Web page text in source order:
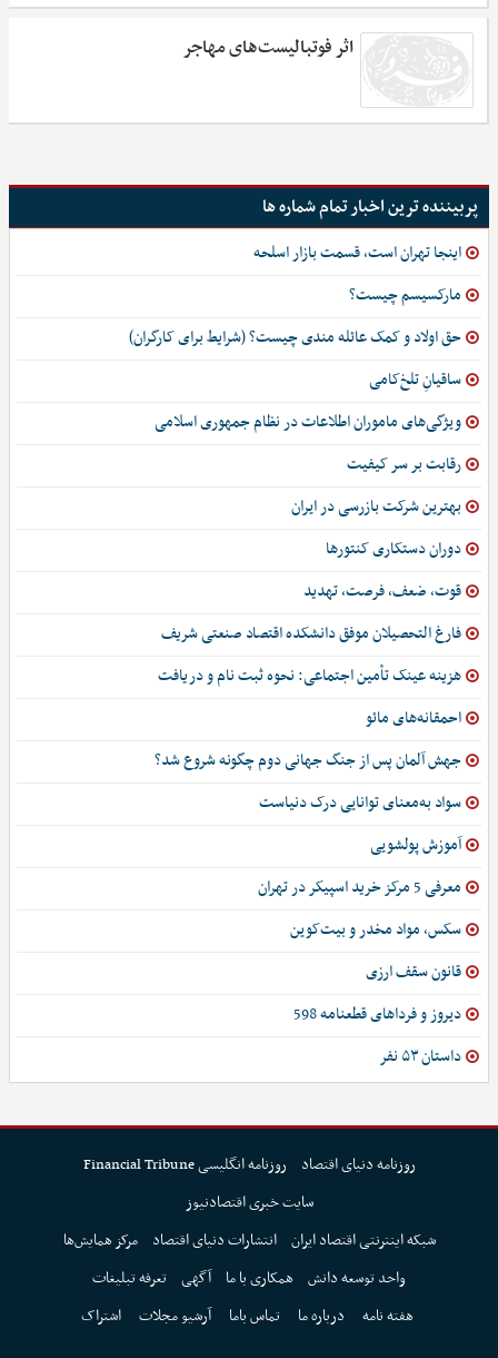
اثر فوتبالیست‌های مهاجر
پربیننده ترین اخبار تمام شماره ها
اینجا تهران است، قسمت بازار اسلحه
مارکسیسم چیست؟
حق اولاد و کمک عائله مندی چیست؟ (شرایط برای کارگران)
ساقیانِ تلخ‌کامی
ویژگی‌های ماموران اطلاعات در نظام جمهوری اسلامی
رقابت بر سر کیفیت
بهترین شرکت بازرسی در ایران
دوران دستکاری کنتورها
قوت، ضعف، فرصت، تهدید
فارغ التحصیلان موفق دانشکده اقتصاد صنعتی شریف
هزینه عینک تأمین اجتماعی: نحوه ثبت نام و دریافت
احمقانه‌های مائو
جهش آلمان پس از جنگ جهانی دوم چگونه شروع شد؟
سواد به‌معنای توانایی درک دنیاست
آموزش پولشویی
معرفی 5 مرکز خرید اسپیکر در تهران
سکس، مواد مخدر و بیت‌کوین
قانون سقف ارزی
دیروز و فرداهای قطعنامه 598
داستان ۵۳ نفر
روزنامه دنیای اقتصاد
روزنامه انگلیسی Financial Tribune
سایت خبری اقتصادنیوز
شبکه اینترنتی اقتصاد ایران انتشارات دنیای اقتصاد
مرکز همایش‌ها
واحد توسعه دانش همکاری با ما آگهی تعرفه تبلیغات
هفته نامه
درباره ما تماس باما آرشیو مجلات اشتراک